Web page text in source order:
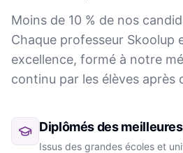
Moins de 10 % de nos
Chaque professeur Skoolup
excellence, formé à notre
continu par les élèves après
Diplômés des
Issus des grandes écoles et